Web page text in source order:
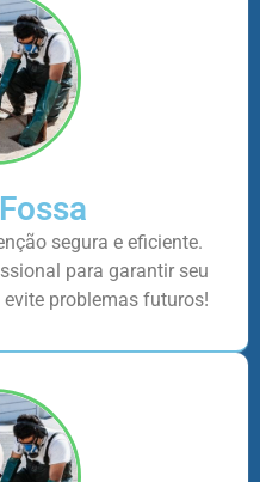
segura e eficiente.
para garantir seu
evite problemas futuros!